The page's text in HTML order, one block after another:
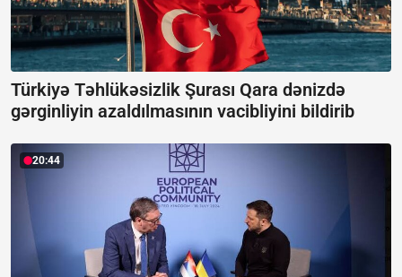
Türkiyə Təhlükəsizlik Şurası Qara dənizdə
gərginliyin azaldılmasının vacibliyini bildirib
20:44